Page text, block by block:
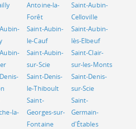
Antoine-la-
Forêt
Saint-Aubin-
Celloville
Saint-Aubin-
le-Cauf
Saint-Aubin-
lès-Elbeuf
Saint-Aubin-
sur-Scie
Saint-Clair-
sur-les-Monts
Saint-Denis-
le-Thiboult
Saint-Denis-
sur-Scie
la-
Saint-
Georges-sur-
Fontaine
Saint-
Germain-
d'Étables